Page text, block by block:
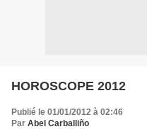
HOROSCOPE 2012
Publié le 01/01/2012 à 02:46
Par Abel Carballiño